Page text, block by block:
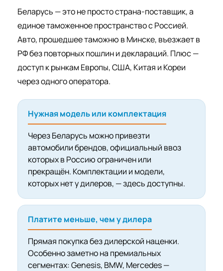
Беларусь — это не просто страна-поставщик, а
единое таможенное пространство с Россией.
Авто, прошедшее таможню в Минске, въезжает в
РФ без повторных пошлин и деклараций. Плюс —
доступ к рынкам Европы, США, Китая и Кореи
через одного оператора.
Нужная модель или комплектация
Через Беларусь можно привезти
автомобили брендов, официальный ввоз
которых в Россию ограничен или
прекращён. Комплектации и модели,
которых нет у дилеров, — здесь доступны.
Платите меньше, чем у дилера
Прямая покупка без дилерской наценки.
Особенно заметно на премиальных
сегментах: Genesis, BMW, Mercedes —